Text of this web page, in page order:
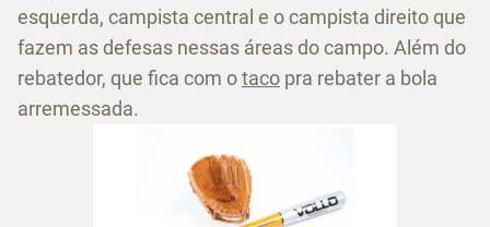
esquerda, campista central e o campista direito que
fazem as defesas nessas áreas do campo. Além do
rebatedor, que fica com otaco pra rebater a bola
arremessada.